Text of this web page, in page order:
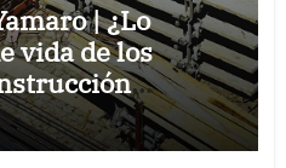
| ¿Lo
vida de los
en proyectos